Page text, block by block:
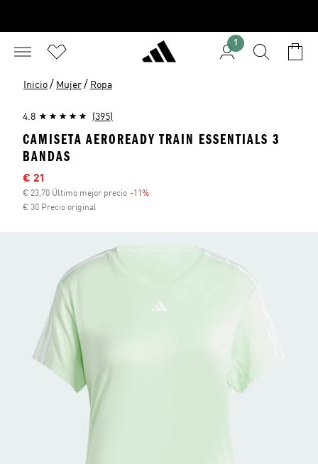
1
Inicio / Mujer / Ropa
4.8 (395)
CAMISETA AEROREADY TRAIN ESSENTIALS 3
BANDAS
Precio rebajado
€ 21
€ 23,70 Último mejor precio -11%
€ 30 Precio original